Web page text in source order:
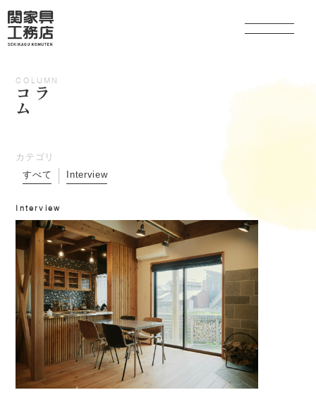
とことん考えるプランニング
住宅性能・素材へのこだわり
事業内容
家づくりの流れ
コラム
施工実績
イベント・お知らせ
コラ
ム
COLUMN
カテゴリ
すべて
Interview
Interview